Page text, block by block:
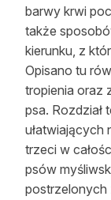
barwy krwi
także
kierunku, z
Opisano tu
tropienia oraz
psa. Rozdział
ułatwiających
trzeci w
psów
postrzelonych